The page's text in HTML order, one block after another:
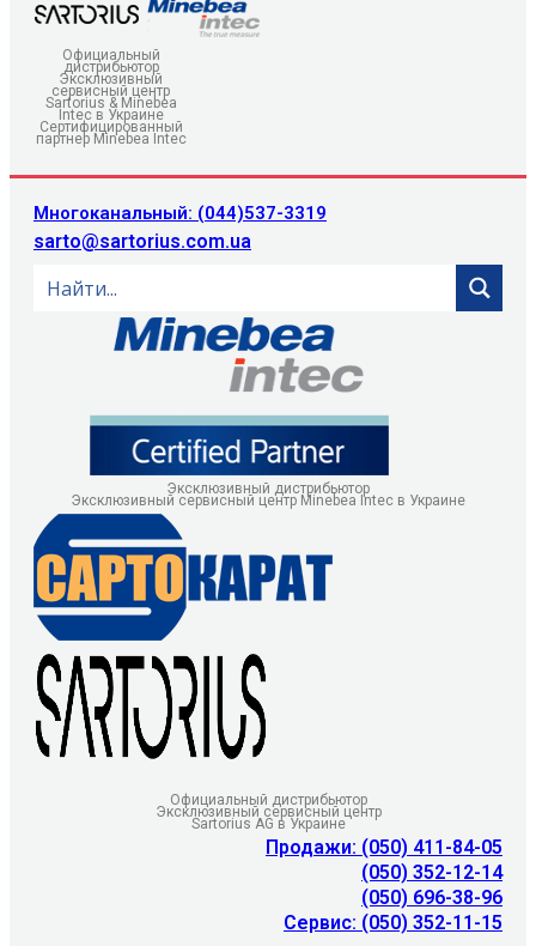
Официальный
дистрибьютор
Эксклюзивный
сервисный центр
Sartorius & Minebea
Intec в Украине
Сертифицированный
партнер Minebea Intec
Многоканальный: (044)537-3319
sarto@sartorius.com.ua
Эксклюзивный дистрибьютор
Эксклюзивный сервисный центр Minebea Intec в Украине
Официальный дистрибьютор
Эксклюзивный сервисный центр
Sartorius AG в Украине
Продажи: (050) 411-84-05
(050) 352-12-14
(050) 696-38-96
Сервис: (050) 352-11-15